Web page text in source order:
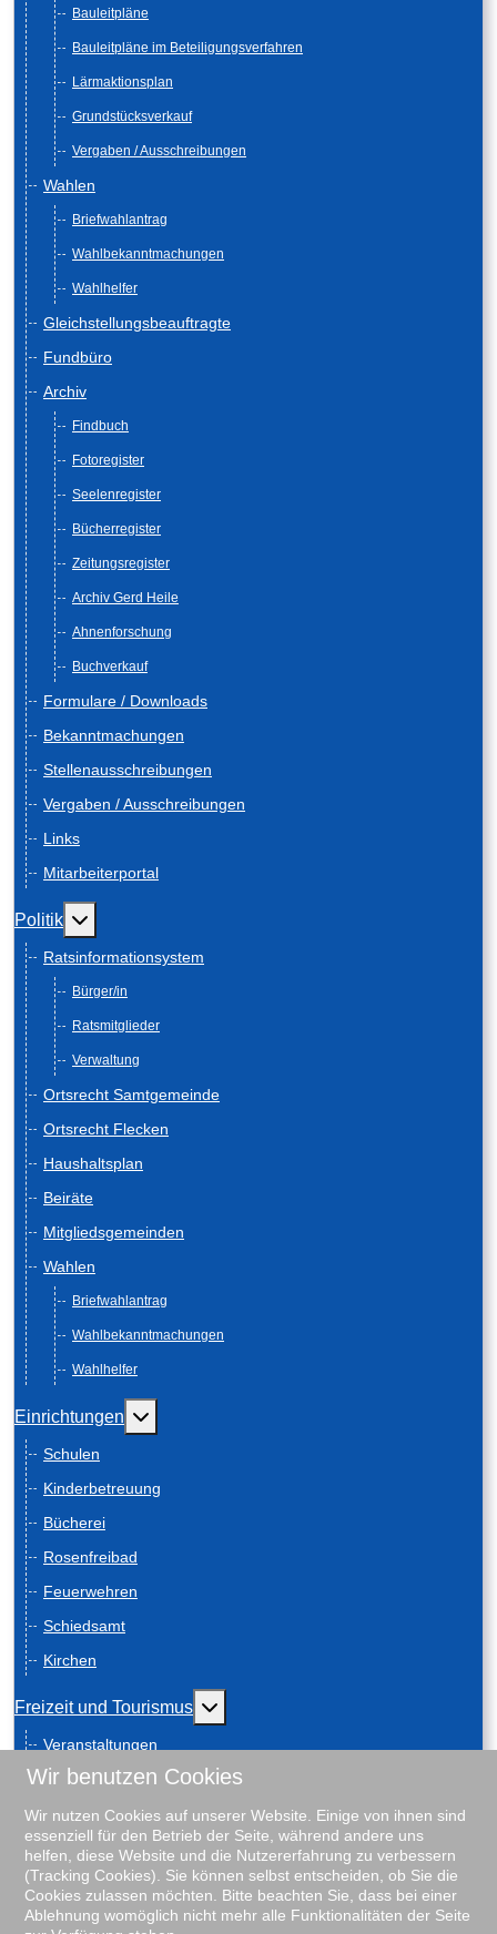
Bauleitpläne
Bauleitpläne im Beteiligungsverfahren
Lärmaktionsplan
Grundstücksverkauf
Vergaben / Ausschreibungen
Wahlen
Briefwahlantrag
Wahlbekanntmachungen
Wahlhelfer
Gleichstellungsbeauftragte
Fundbüro
Archiv
Findbuch
Fotoregister
Seelenregister
Bücherregister
Zeitungsregister
Archiv Gerd Heile
Ahnenforschung
Buchverkauf
Formulare / Downloads
Bekanntmachungen
Stellenausschreibungen
Vergaben / Ausschreibungen
Links
Mitarbeiterportal
Politik Weitere Informationen: Politik
Ratsinformationsystem
Bürger/in
Ratsmitglieder
Verwaltung
Ortsrecht Samtgemeinde
Ortsrecht Flecken
Haushaltsplan
Beiräte
Mitgliedsgemeinden
Wahlen
Briefwahlantrag
Wahlbekanntmachungen
Wahlhelfer
Einrichtungen Weitere Informationen: Einrichtungen
Schulen
Kinderbetreuung
Bücherei
Rosenfreibad
Feuerwehren
Schiedsamt
Kirchen
Freizeit und Tourismus Weitere Informationen: Freizeit und
Veranstaltungen
Anreise
Geschichte
Schiebenscheeten
Gästeführungen
Unterkunftsverzeichnis
Wir benutzen Cookies
Wir nutzen Cookies auf unserer Website. Einige von ihnen sind
essenziell für den Betrieb der Seite, während andere uns
helfen, diese Website und die Nutzererfahrung zu verbessern
(Tracking Cookies). Sie können selbst entscheiden, ob Sie die
Cookies zulassen möchten. Bitte beachten Sie, dass bei einer
Ablehnung womöglich nicht mehr alle Funktionalitäten der Seite